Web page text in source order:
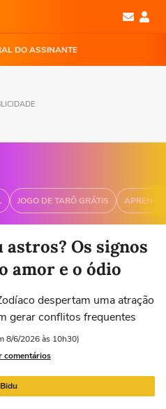
DO ASSINANTE
JOGO DE TARÔ GRÁTIS
notícias
Gêmeos
21/05 a 20/06
Câncer
21/06 a 21/07
astros? Os signos
amor e o ódio
despertam uma atração
gerar conflitos frequentes
8/6/2026 às 10h30)
comentários